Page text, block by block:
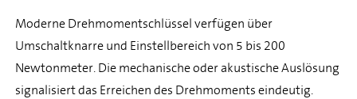
Moderne Drehmomentschlüssel verfügen über
Umschaltknarre und Einstellbereich von 5 bis 200
Newtonmeter. Die mechanische oder akustische Auslösung
signalisiert das Erreichen des Drehmoments eindeutig.